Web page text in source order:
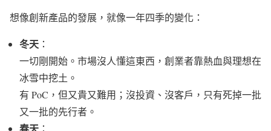
想像創新產品的發展，就像一年四季的變化：
冬天 ：
一切剛開始。市場沒人懂這東西，創業者靠熱血與理想在
冰雪中挖土。
有 PoC，但又貴又難用；沒投資、沒客戶，只有死掉一批
又一批的先行者。
：